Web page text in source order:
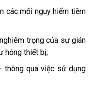
các mối nguy hiểm tiềm
trọng của sự gián
hỏng thiết bị;
thông qua việc sử dụng